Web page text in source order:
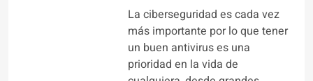
La ciberseguridad es cada vez
más importante por lo que tener
un buen antivirus es una
prioridad en la vida de